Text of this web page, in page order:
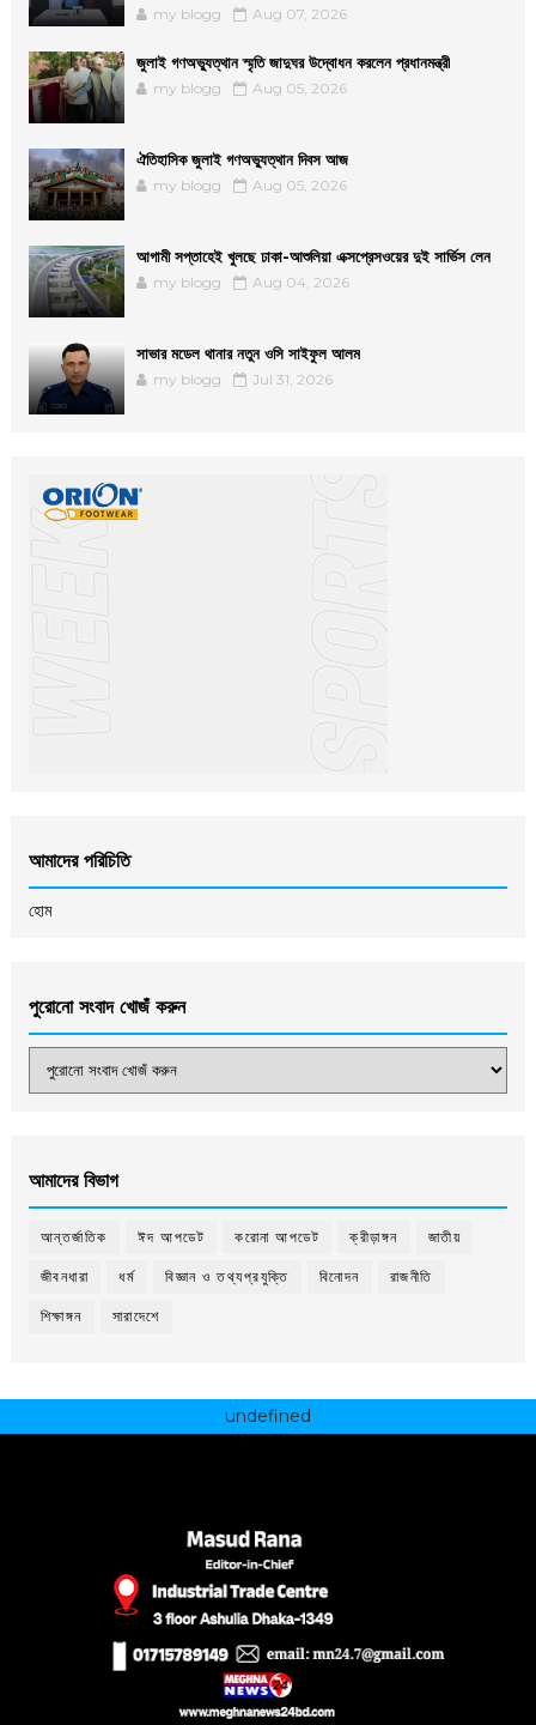
my blogg Aug 07, 2026
জুলাই গণঅভ্যুত্থান স্মৃতি জাদুঘর উদ্বোধন করলেন প্রধানমন্ত্রী
my blogg Aug 05, 2026
ঐতিহাসিক জুলাই গণঅভ্যুত্থান দিবস আজ
my blogg Aug 05, 2026
আগামী সপ্তাহেই খুলছে ঢাকা-আশুলিয়া এক্সপ্রেসওয়ের দুই সার্ভিস লেন
my blogg Aug 04, 2026
সাভার মডেল থানার নতুন ওসি সাইফুল আলম
my blogg Jul 31, 2026
আমাদের পরিচিতি
হোম
পুরোনো সংবাদ খোজঁ করুন
আমাদের বিভাগ
আন্তর্জাতিক ঈদ আপডেট করোনা আপডেট ক্রীড়াঙ্গন জাতীয়
জীবনধারা ধর্ম বিজ্ঞান ও তথ্যপ্রযুক্তি বিনোদন রাজনীতি
শিক্ষাঙ্গন সারাদেশে
undefined